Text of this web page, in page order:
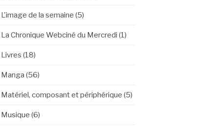
L'image de la semaine (5)
La Chronique Webciné du Mercredi (1)
Livres (18)
Manga (56)
Matériel, composant et périphérique (5)
Musique (6)